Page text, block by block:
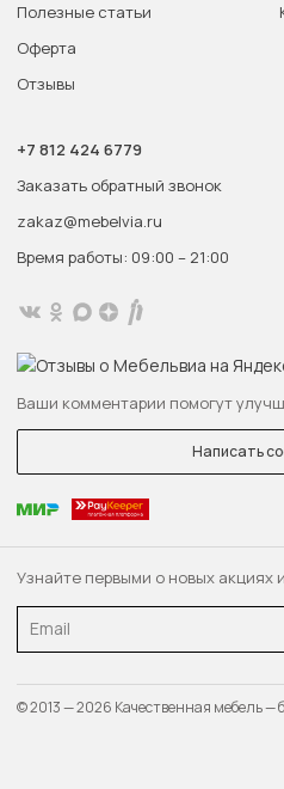
Узнайте первыми о новых акциях
Email
Полезные статьи
Оферта
Отзывы
+7 812 424 6779
Заказать обратный звонок
zakaz@mebelvia.ru
Время работы: 09:00 – 21:00
Ваши комментарии помогут
Написать
© 2013 — 2026 Качественная мебель —